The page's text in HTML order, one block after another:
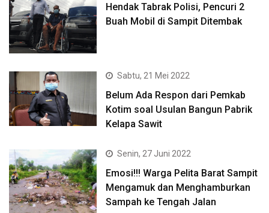
Hendak Tabrak Polisi, Pencuri 2
Buah Mobil di Sampit Ditembak
Sabtu, 21 Mei 2022
Belum Ada Respon dari Pemkab
Kotim soal Usulan Bangun Pabrik
Kelapa Sawit
Senin, 27 Juni 2022
Emosi!!! Warga Pelita Barat Sampit
Mengamuk dan Menghamburkan
Sampah ke Tengah Jalan